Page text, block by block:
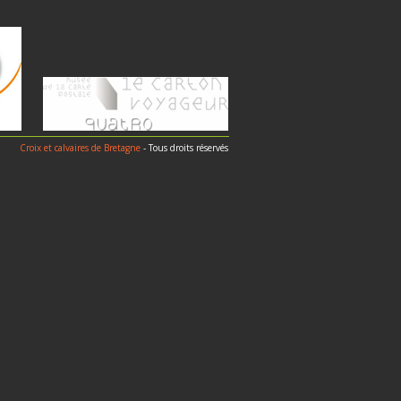
Croix et calvaires de Bretagne - Tous droits réservés